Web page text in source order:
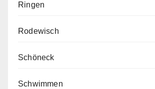
Ringen
Rodewisch
Schöneck
Schwimmen